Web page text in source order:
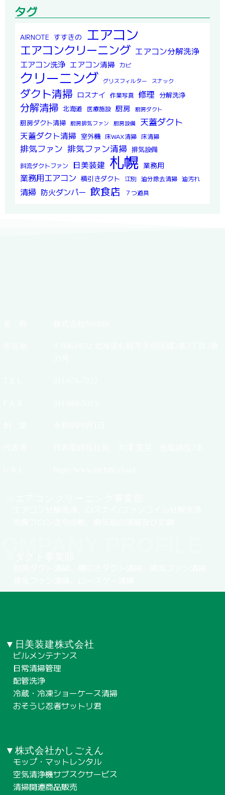
タグ
AIRNOTE すすきの エアコン
エアコンクリーニング エアコン分解洗浄
エアコン洗浄 エアコン清掃 カビ
クリーニング グリスフィルター スナック
ダクト清掃 ロスナイ 作業写真 修理 分解洗浄
分解清掃 北海道 医療施設 厨房 厨房ダクト
厨房ダクト清掃 厨房排気ファン 厨房設備 天蓋ダクト
天蓋ダクト清掃 室外機 床WAX清掃 床清掃
排気ファン 排気ファン清掃 排気設備
斜流ダクトファン 日美装建 札幌 業務用
業務用エアコン 横引きダクト 江別 油分除去清掃 油汚れ
清掃 防火ダンパー 飲食店 ７つ道具
▼日美装建株式会社
ビルメンテナンス
日常清掃管理
配管洗浄
冷蔵・冷凍ショーケース清掃
おそうじ忍者サットリ君
▼株式会社かしごえん
モップ・マットレンタル
空気清浄機サブスクサービス
清掃関連商品販売